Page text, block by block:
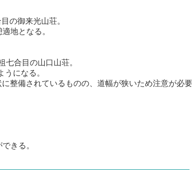
の御来光山荘。
地となる。
七合目の山口山荘。
になる。
整備されているものの、道幅が狭いため注意が必要
きる。